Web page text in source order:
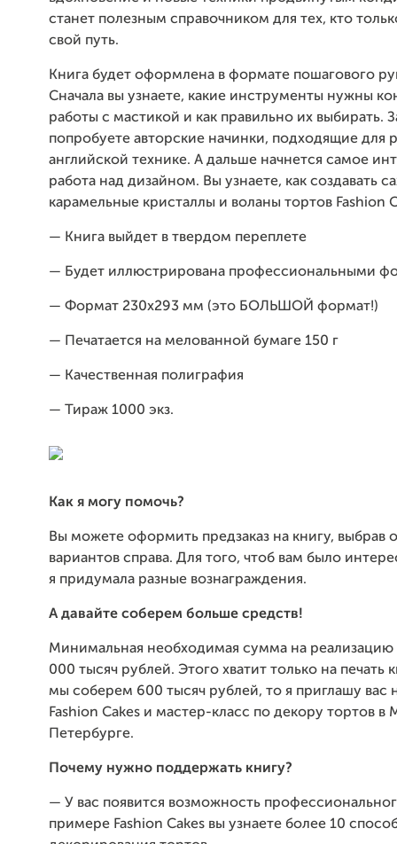
станет полезным справочником для тех, кто
свой путь.
Книга будет оформлена в формате пошагового
Сначала вы узнаете, какие инструменты нужны
работы с мастикой и как правильно их выбирать.
попробуете авторские начинки, подходящие для
английской технике. А дальше начнется самое
работа над дизайном. Вы узнаете, как создавать
карамельные кристаллы и воланы тортов Fashion
— Книга выйдет в твердом переплете
— Будет иллюстрирована профессиональными
— Формат 230х293 мм (это БОЛЬШОЙ формат!)
— Печатается на мелованной бумаге 150 г
— Качественная полиграфия
— Тираж 1000 экз.
Как я могу помочь?
Вы можете оформить предзаказ на книгу, выбрав
вариантов справа. Для того, чтоб вам было
я придумала разные вознаграждения.
А давайте соберем больше средств!
Минимальная необходимая сумма на реализацию
000 тысяч рублей. Этого хватит только на печать
мы соберем 600 тысяч рублей, то я приглашу вас
Fashion Cakes и мастер-класс по декору тортов в
Петербурге.
Почему нужно поддержать книгу?
— У вас появится возможность
примере Fashion Cakes вы узнаете более 10